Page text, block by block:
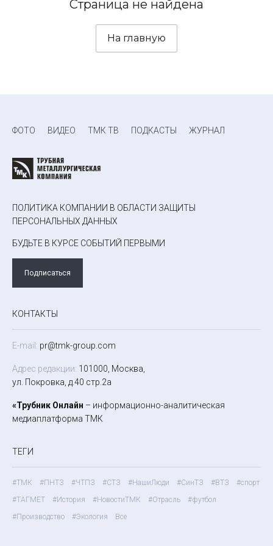
Страница не найдена
На главную
ФОТО ВИДЕО ТМК ТВ ПОДКАСТЫ ЖУРНАЛ
ПОЛИТИКА КОМПАНИИ В ОБЛАСТИ ЗАЩИТЫ
ПЕРСОНАЛЬНЫХ ДАННЫХ
БУДЬТЕ В КУРСЕ СОБЫТИЙ ПЕРВЫМИ
Подписаться
КОНТАКТЫ
E-mail: pr@tmk-group.com
Адрес редакции: 101000, Москва,
ул. Покровка, д.40 стр.2а
«Трубник Онлайн – информационно-аналитическая
медиаплатформа ТМК
ТЕГИ
#ТМК #ПНТЗ #ЧТПЗ #СТЗ #НашиЛюди #СинТЗ #ВТЗ
#спорт
#ТАГМЕТ
#История #НовостиТМК #Отрасль
#футбол
#Производство
#Экология Все